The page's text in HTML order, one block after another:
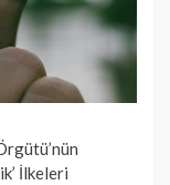
İlkeleri